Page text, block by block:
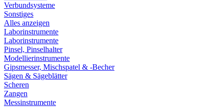
Verbundsysteme
Sonstiges
Alles anzeigen
Laborinstrumente
Laborinstrumente
Pinsel, Pinselhalter
Modellierinstrumente
Gipsmesser, Mischspatel & -Becher
Sägen & Sägeblätter
Scheren
Zangen
Messinstrumente